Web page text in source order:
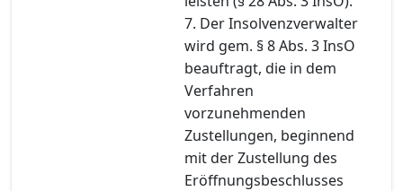
7. Der Insolvenzverwalter
wird gem. § 8 Abs. 3 InsO
beauftragt, die in dem
Verfahren
vorzunehmenden
Zustellungen, beginnend
mit der Zustellung des
Eröffnungsbeschlusses